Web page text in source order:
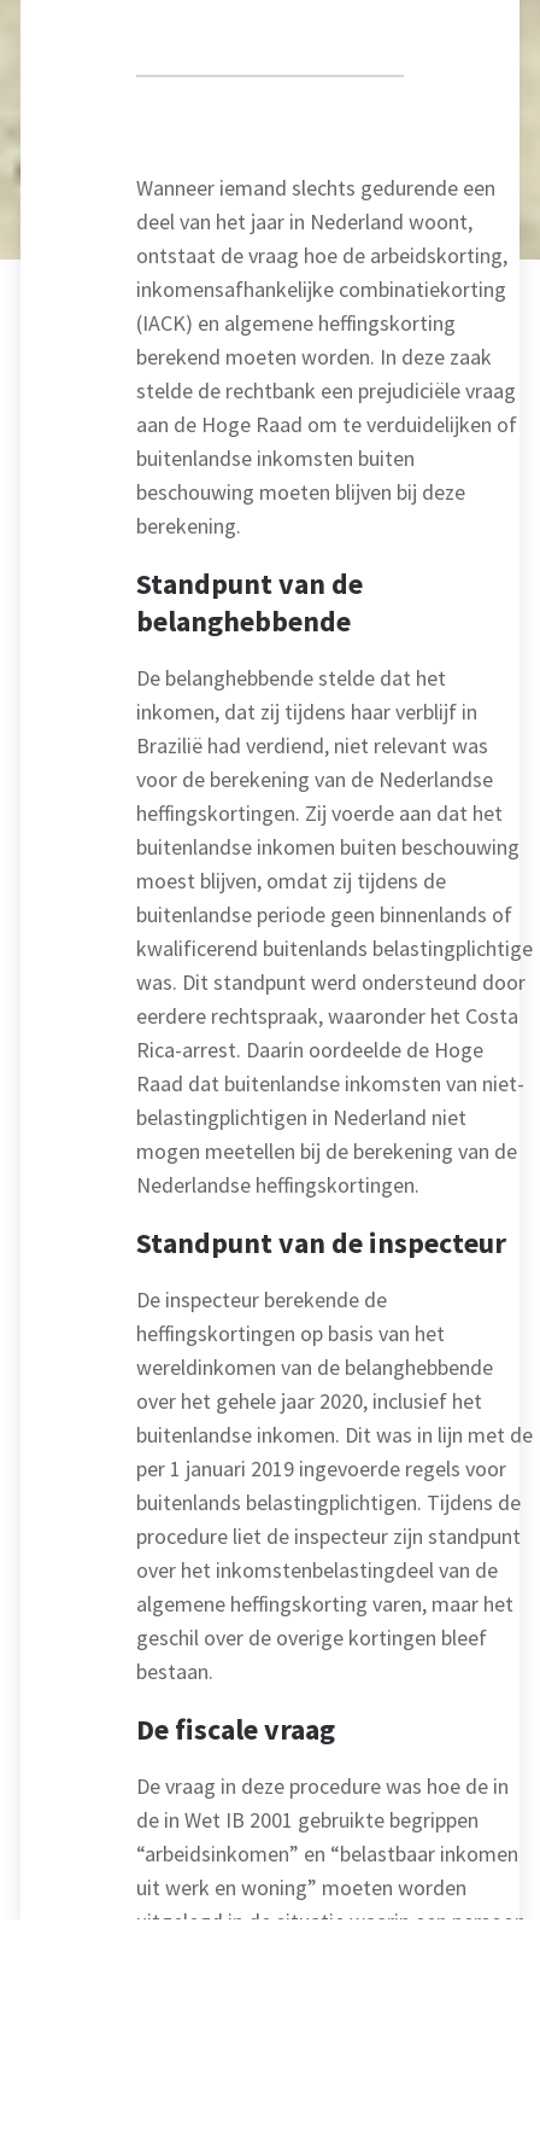
Wanneer iemand slechts gedurende een
deel van het jaar in Nederland woont,
ontstaat de vraag hoe de arbeidskorting,
inkomensafhankelijke combinatiekorting
(IACK) en algemene heffingskorting
berekend moeten worden. In deze zaak
stelde de rechtbank een prejudiciële vraag
aan de Hoge Raad om te verduidelijken of
buitenlandse inkomsten buiten
beschouwing moeten blijven bij deze
berekening.
Standpunt van de
belanghebbende
De belanghebbende stelde dat het
inkomen, dat zij tijdens haar verblijf in
Brazilië had verdiend, niet relevant was
voor de berekening van de Nederlandse
heffingskortingen. Zij voerde aan dat het
buitenlandse inkomen buiten beschouwing
moest blijven, omdat zij tijdens de
buitenlandse periode geen binnenlands of
kwalificerend buitenlands belastingplichtige
was. Dit standpunt werd ondersteund door
eerdere rechtspraak, waaronder het Costa
Rica-arrest. Daarin oordeelde de Hoge
Raad dat buitenlandse inkomsten van niet-
belastingplichtigen in Nederland niet
mogen meetellen bij de berekening van de
Nederlandse heffingskortingen.
Standpunt van de inspecteur
De inspecteur berekende de
heffingskortingen op basis van het
wereldinkomen van de belanghebbende
over het gehele jaar 2020, inclusief het
buitenlandse inkomen. Dit was in lijn met de
per 1 januari 2019 ingevoerde regels voor
buitenlands belastingplichtigen. Tijdens de
procedure liet de inspecteur zijn standpunt
over het inkomstenbelastingdeel van de
algemene heffingskorting varen, maar het
geschil over de overige kortingen bleef
bestaan.
De fiscale vraag
De vraag in deze procedure was hoe de in
de in Wet IB 2001 gebruikte begrippen
“arbeidsinkomen” en “belastbaar inkomen
uit werk en woning” moeten worden
uitgelegd in de situatie waarin een persoon